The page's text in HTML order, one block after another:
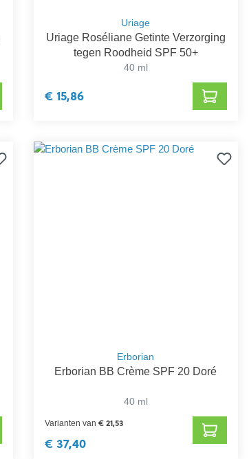
Uriage
Uriage Roséliane Getinte Verzorging
tegen Roodheid SPF 50+
40 ml
€ 15,86
Erborian
Erborian BB Crème SPF 20 Doré
40 ml
Varianten van € 21,53
€ 37,40